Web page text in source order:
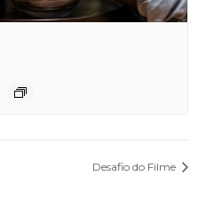
Desafio do Filme